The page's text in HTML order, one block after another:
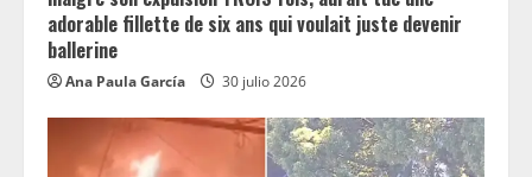
adorable fillette de six ans qui voulait juste devenir
ballerine
Ana Paula García 30 julio 2026